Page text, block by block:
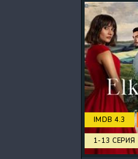
IMDB 4.3
1-13 СЕРИЯ